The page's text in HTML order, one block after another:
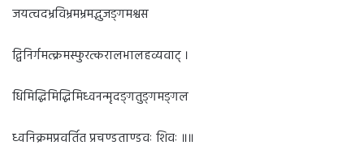
जयत्वदभ्रविभ्रमभ्रमद्भुजङ्गमश्वस
द्विनिर्गमत्क्रमस्फुरत्करालभालहव्यवाट् ।
धिमिद्धिमिद्धिमिध्वनन्मृदङ्गतुङ्गमङ्गल
ध्वनिक्रमप्रवर्तित प्रचण्डताण्डवः शिवः ॥॥